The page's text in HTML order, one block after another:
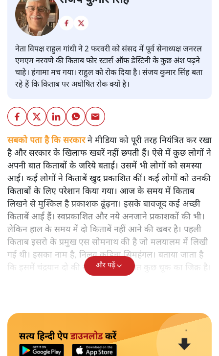
नेता विपक्ष राहुल गांधी ने 2 फरवरी को संसद में पूर्व सेनाध्यक्ष जनरल
एमएम नरवणे की किताब फोर स्टार्स ऑफ डेस्टिनी के कुछ अंश पढ़ने
चाहे। हंगामा मच गया। राहुल को रोक दिया है। संजय कुमार सिंह बता
रहे हैं कि किताब पर अघोषित रोक क्यों है।
सबको पता है कि सरकारने मीडिया को पूरी तरह नियंत्रित कर रखा
है और सरकार के खिलाफ खबरें नहीं छपती हैं। ऐसे में कुछ लोगों ने
अपनी बात किताबों के जरिये बताई। उसमें भी लोगों को समस्या
आई। कई लोगों ने किताबें खुद प्रकाशित कीं। कई लोगों को उनकी
किताबों के लिए परेशान किया गया। आज के समय में किताब
लिखने से मुश्किल है प्रकाशक ढूंढ़ना। इसके बावजूद कई अच्छी
किताबें आई हैं। स्वप्रकाशित और नये अनजाने प्रकाशकों की भी।
लेकिन हाल के समय में दो किताबें नहीं आने की खबर है। पहली
किताब इसरो के प्रमुख एस सोमनाथ की है जो मलयालम में लिखी
गई थी। इसका नाम है, निलवु कुडिचा सिमहंगल। बताया जाता है
कि इसमें चंद्रयान दो की नाकामी से संबंधित कुछ चूक का जिक्र है।
और पढ़ें
सत्य हिन्दी ऐपडाउनलोडकरें